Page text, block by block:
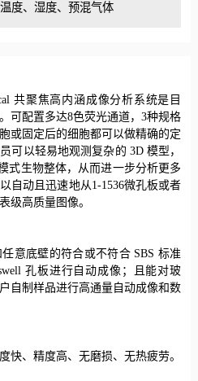
温度、湿度、预混气体
共聚焦高内涵成像分析系统是目
可配置多达8色荧光通道，3种规格
或固定后的细胞都可以做精确的定
可以轻易地观测复杂的 3D 模型，
式生物整体，从而进一步分析更多
自动且迅速地从1-1536微孔板或者
级高质量图像。
意底壁的符合或不符合 SBS 标准
孔板进行自动成像；且能对玻
自制样品进行高通量自动成像和数
快、精度高、无磨损、无热疲劳。